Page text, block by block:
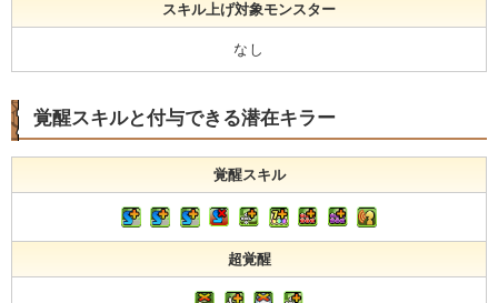
スキル上げ対象モンスター
なし
覚醒スキルと付与できる潜在キラー
覚醒スキル
超覚醒